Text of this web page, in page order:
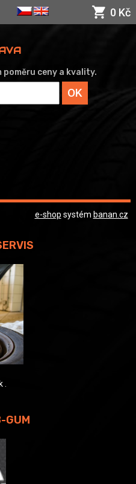
0 Kč
poměru ceny a kvality.
e-shop systém banan.cz
GUM